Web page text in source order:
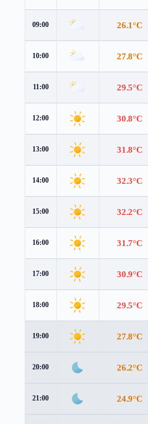
09:00 26.1°C
10:00 27.8°C
11:00 29.5°C
12:00 30.8°C
13:00 31.8°C
14:00 32.3°C
15:00 32.2°C
16:00 31.7°C
17:00 30.9°C
18:00 29.5°C
19:00 27.8°C
20:00 26.2°C
21:00 24.9°C